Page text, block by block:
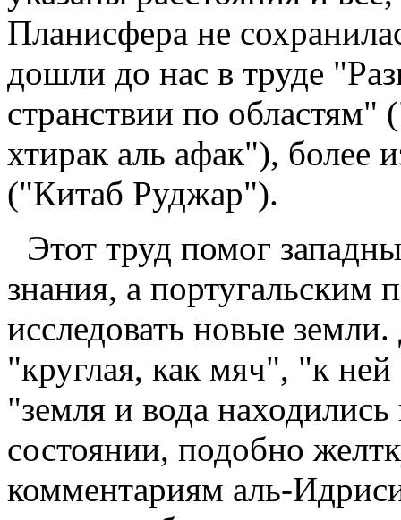
Планисфера не
дошли до нас в труде
странствии по
хтирак аль афак"), более
("Китаб Руджар").
Этот труд помог
знания, а португальским
исследовать новые
"круглая, как мяч", "к
"земля и вода
состоянии, подобно
комментариям аль-